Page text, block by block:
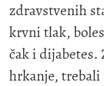
zdravstvenih
krvni tlak,
čak i
hrkanje,